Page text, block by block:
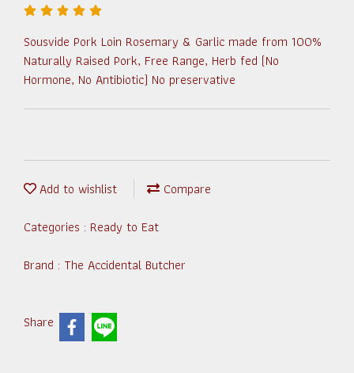
Sousvide Pork Loin Rosemary & Garlic made from 100%
Naturally Raised Pork, Free Range, Herb fed (No
Hormone, No Antibiotic) No preservative
Add to wishlist
Compare
Categories : Ready to Eat
Brand : The Accidental Butcher
Share